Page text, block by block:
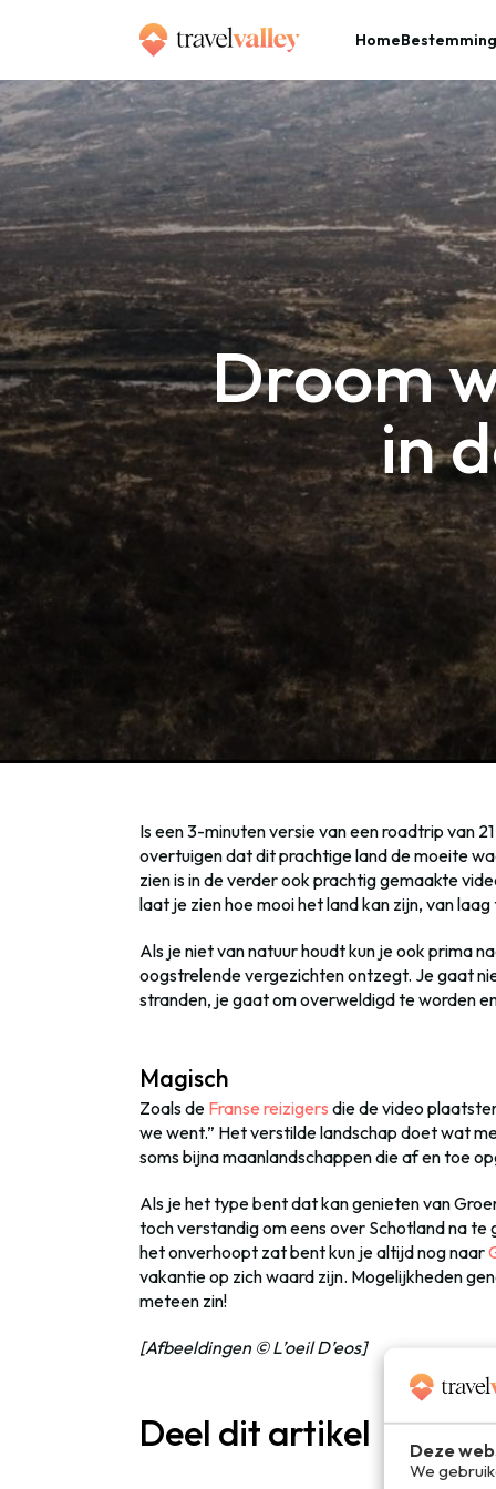
Deze
We
Home
Home »
Droom
in
Is een 3-minuten versie van een roadtrip van
overtuigen dat dit prachtige land de moeite
zien is in de verder ook prachtig gemaakte
laat je zien hoe mooi het land kan zijn, van
Als je niet van natuur houdt kun je ook prima
oogstrelende vergezichten ontzegt. Je gaat
stranden, je gaat om overweldigd te worden
Magisch
Zoals de Franse reizigers die de video
we went.” Het verstilde landschap doet wat
soms bijna maanlandschappen die af en toe
Als je het type bent dat kan genieten van
toch verstandig om eens over Schotland na te
het onverhoopt zat bent kun je altijd nog naar
vakantie op zich waard zijn. Mogelijkheden
meteen zin!
[Afbeeldingen © L’oeil D’eos]
Deel dit artikel